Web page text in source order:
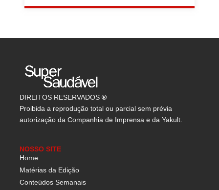
DIREITOS RESERVADOS ®
Proibida a reprodução total ou parcial sem prévia
autorização da Companhia de Imprensa e da Yakult.
NOSSO SITE
Home
Matérias da Edição
Conteúdos Semanais